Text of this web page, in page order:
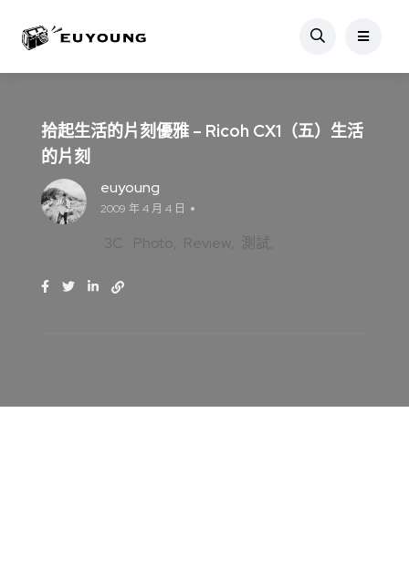
拾起生活的片刻優雅 – Ricoh CX1（五）生活
的片刻
euyoung
2009 年 4 月 4 日
3C Photo Review 測試